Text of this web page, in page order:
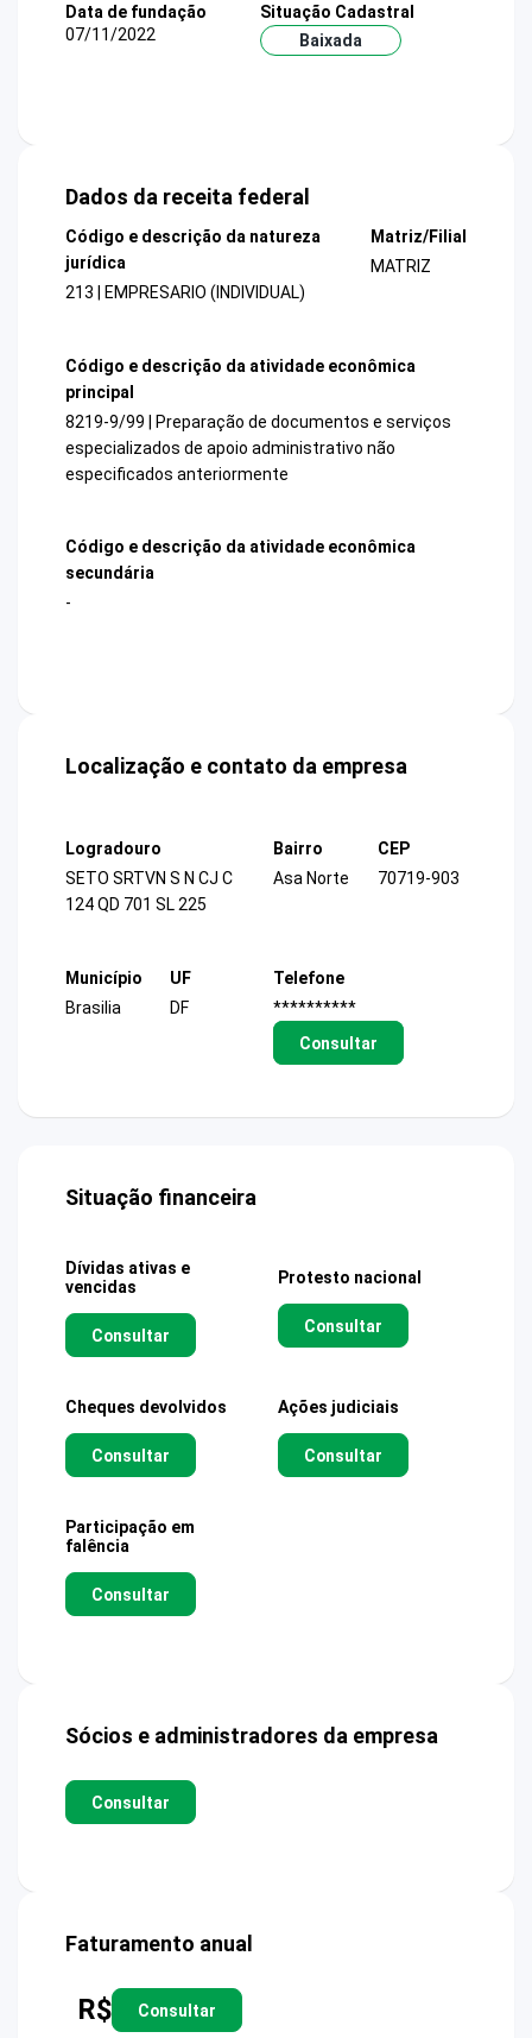
Data de fundação
07/11/2022
Situação Cadastral
Baixada
Dados da receita federal
Código e descrição da natureza
jurídica
213 | EMPRESARIO (INDIVIDUAL)
Matriz/Filial
MATRIZ
Código e descrição da atividade econômica
principal
8219-9/99 | Preparação de documentos e serviços
especializados de apoio administrativo não
especificados anteriormente
Código e descrição da atividade econômica
secundária
-
Localização e contato da empresa
Logradouro
SETO SRTVN S N CJ C
124 QD 701 SL 225
Bairro
Asa Norte
CEP
70719-903
Município
Brasilia
UF
DF
Telefone
**********
Consultar
Situação financeira
Dívidas ativas e
vencidas
Consultar
Protesto nacional
Consultar
Cheques devolvidos
Consultar
Ações judiciais
Consultar
Participação em
falência
Consultar
Sócios e administradores da empresa
Consultar
Faturamento anual
R$ Consultar